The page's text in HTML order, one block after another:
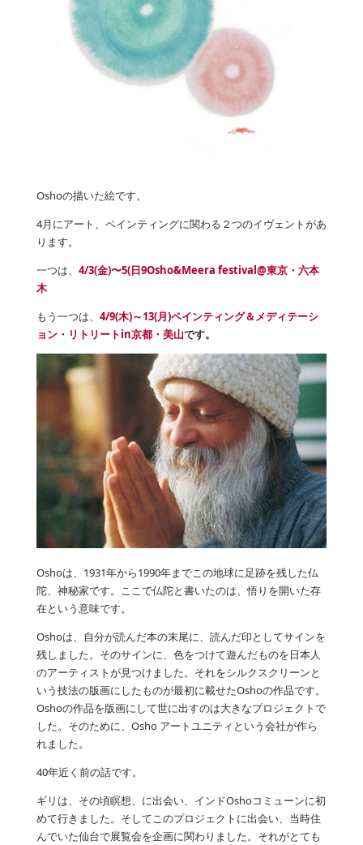
Oshoの描いた絵です。
4月にアート、ペインティングに関わる２つのイヴェントがあ
ります。
一つは、 4/3(金)〜5(日9Osho&Meera festival@東京・六本
木
もう一つは、 4/9(木)～13(月)ペインティング＆メディテーシ
ョン・リトリートin京都・美山です。
Oshoは、1931年から1990年までこの地球に足跡を残した仏
陀、神秘家です。ここで仏陀と書いたのは、悟りを開いた存
在という意味です。
Oshoは、自分が読んだ本の末尾に、読んだ印としてサインを
残しました。そのサインに、色をつけて遊んだものを日本人
のアーティストが見つけました。それをシルクスクリーンと
いう技法の版画にしたものが最初に載せたOshoの作品です。
Oshoの作品を版画にして世に出すのは大きなプロジェクトで
した。そのために、Osho アートユニティという会社が作ら
れました。
40年近く前の話です。
ギリは、その頃瞑想、に出会い、インドOshoコミューンに初
めて行きました。そしてこのプロジェクトに出会い、当時住
んでいた仙台で展覧会を企画に関わりました。それがとても